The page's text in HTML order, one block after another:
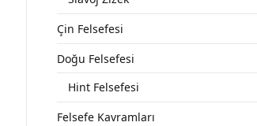
Çin Felsefesi
Doğu Felsefesi
Hint Felsefesi
Felsefe Kavramları